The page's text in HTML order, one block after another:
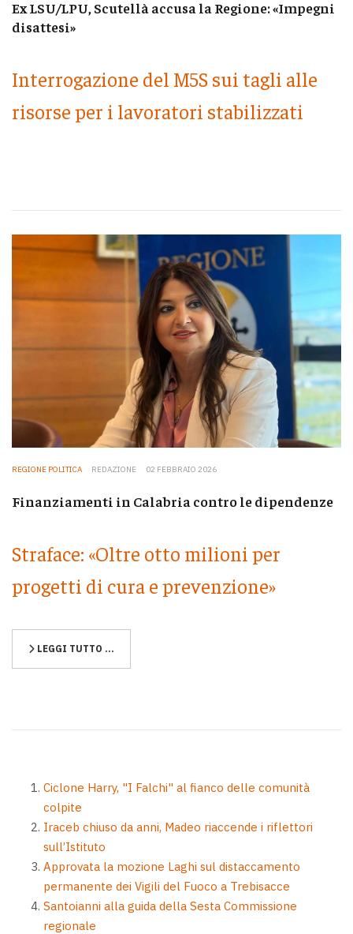
Ex LSU/LPU, Scutellà accusa la Regione: «Impegni
disattesi»
Interrogazione del M5S sui tagli alle
risorse per i lavoratori stabilizzati
REGIONE POLITICA REDAZIONE 02 FEBBRAIO 2026
Finanziamenti in Calabria contro le dipendenze
Straface: «Oltre otto milioni per
progetti di cura e prevenzione»
LEGGI TUTTO …
Ciclone Harry, "I Falchi" al fianco delle comunità
colpite
Iraceb chiuso da anni, Madeo riaccende i riflettori
sull’Istituto
Approvata la mozione Laghi sul distaccamento
permanente dei Vigili del Fuoco a Trebisacce
Santoianni alla guida della Sesta Commissione
regionale